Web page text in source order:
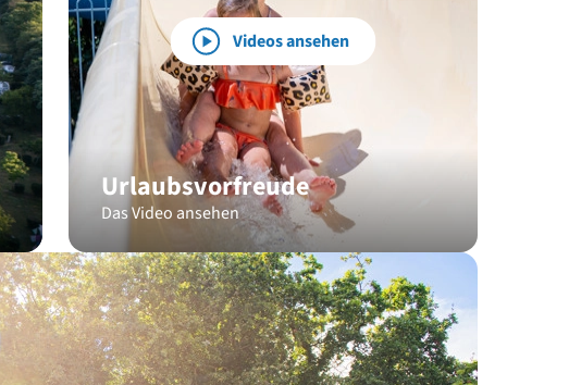
Urlaubsvorfreude
Das Video ansehen
Videos ansehen